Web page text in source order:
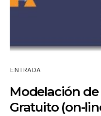
ENTRADA
Modelación de
Gratuito (on-